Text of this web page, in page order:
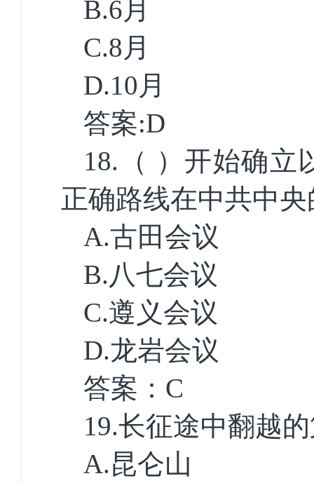
B.6月
C.8 月
D.10 月
答案:D
18. （ ）开始确
正确路线在中共中
A.古田会议
B.八七会议
C.遵义会议
D.龙岩会议
答案： C
19.长征途中翻越
A.昆仑山